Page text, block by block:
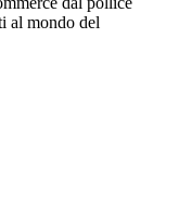
al mondo del